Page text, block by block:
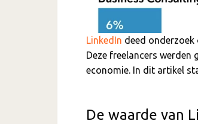
LinkedIn deed onderzoek
Deze freelancers werden
economie. In dit artikel
De waarde van